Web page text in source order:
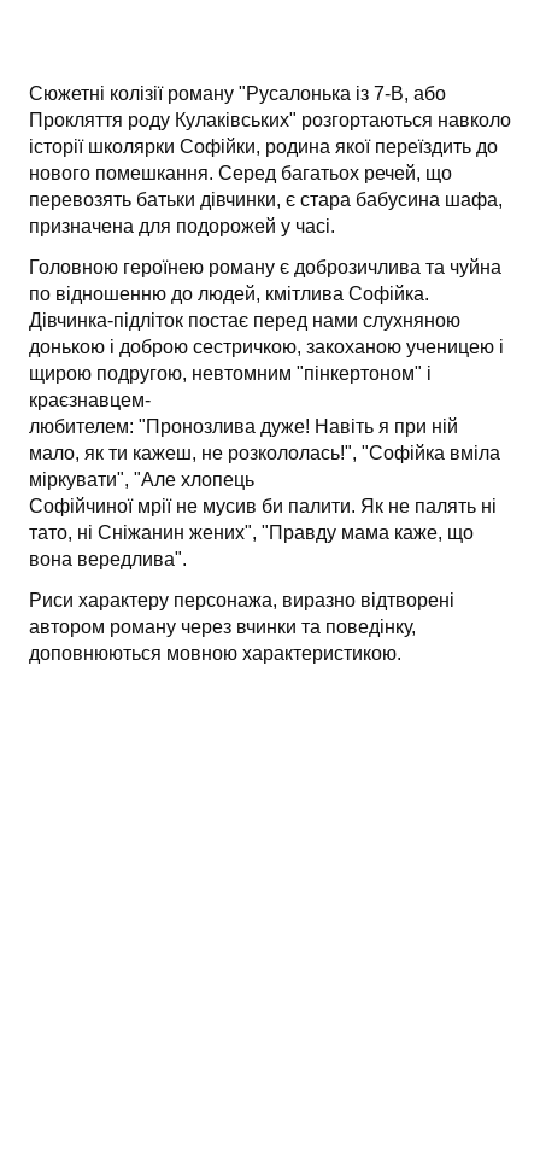
Сюжетні колізії роману "Русалонька із 7-В, або
Прокляття роду Кулаківських" розгортаються навколо
історії школярки Софійки, родина якої переїздить до
нового помешкання. Серед багатьох речей, що
перевозять батьки дівчинки, є стара бабусина шафа,
призначена для подорожей у часі.
Головною героїнею роману є доброзичлива та чуйна
по відношенню до людей, кмітлива Софійка.
Дівчинка-підліток постає перед нами слухняною
донькою і доброю сестричкою, закоханою ученицею і
щирою подругою, невтомним "пінкертоном" і
краєзнавцем-
любителем: "Пронозлива дуже! Навіть я при ній
мало, як ти кажеш, не розкололась!", "Софійка вміла
міркувати", "Але хлопець
Софійчиної мрії не мусив би палити. Як не палять ні
тато, ні Сніжанин жених", "Правду мама каже, що
вона вередлива".
Риси характеру персонажа, виразно відтворені
автором роману через вчинки та поведінку,
доповнюються мовною характеристикою.